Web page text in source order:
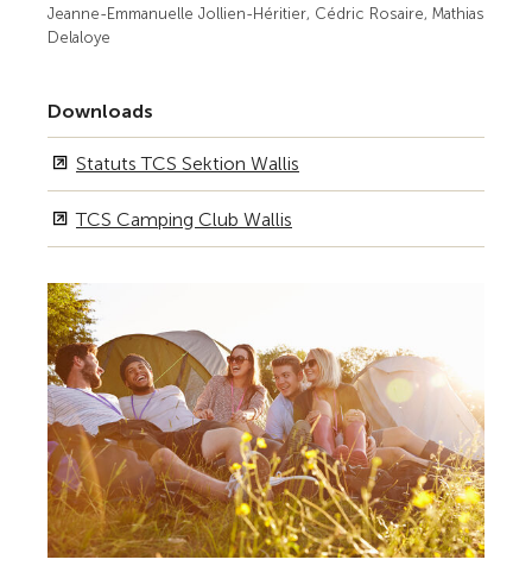
Jeanne-Emmanuelle Jollien-Héritier, Cédric Rosaire, Mathias
Delaloye
Downloads
Statuts TCS Sektion Wallis
TCS Camping Club Wallis